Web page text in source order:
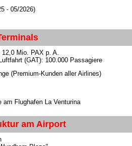
- 05/2026)
12,0 Mio. PAX p. A.
(GAT): 100.000 Passagiere
(Premium-Kunden aller Airlines)
am Flughafen La Venturina
am Airport